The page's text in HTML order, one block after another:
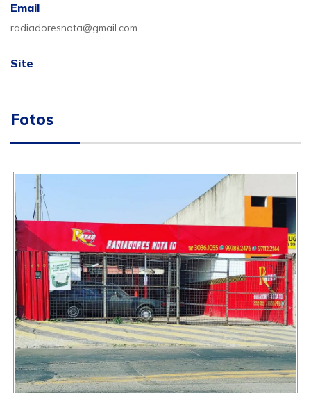
Email
radiadoresnota@gmail.com
Site
Fotos